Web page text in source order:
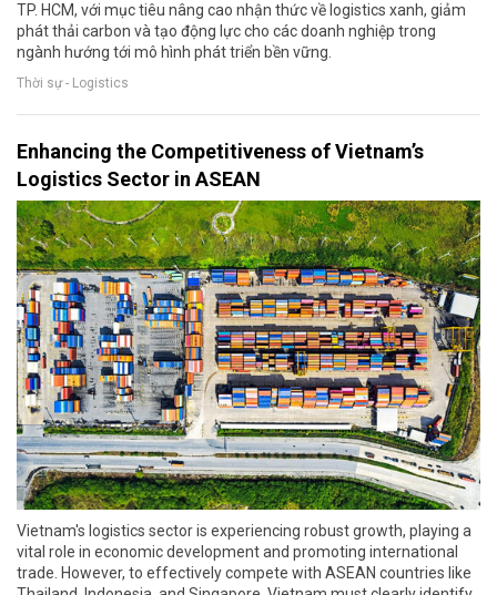
TP. HCM, với mục tiêu nâng cao nhận thức về logistics xanh, giảm
phát thải carbon và tạo động lực cho các doanh nghiệp trong
ngành hướng tới mô hình phát triển bền vững.
Thời sự - Logistics
Enhancing the Competitiveness of Vietnam’s
Logistics Sector in ASEAN
Vietnam's logistics sector is experiencing robust growth, playing a
vital role in economic development and promoting international
trade. However, to effectively compete with ASEAN countries like